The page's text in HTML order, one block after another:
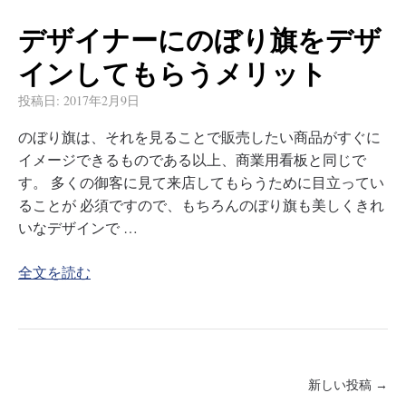
デザイナーにのぼり旗をデザ
インしてもらうメリット
投稿日: 2017年2月9日
のぼり旗は、それを見ることで販売したい商品がすぐに
イメージできるものである以上、商業用看板と同じで
す。 多くの御客に見て来店してもらうために目立ってい
ることが 必須ですので、もちろんのぼり旗も美しくきれ
いなデザインで …
全文を読む
新しい投稿 →